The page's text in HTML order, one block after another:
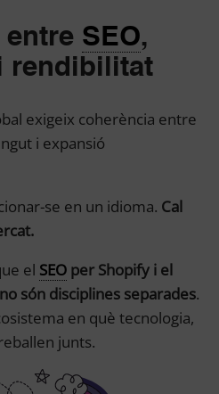
SEO,
rendibilitat
exigeix ​​coherència entre
i expansió
se en un idioma. Cal
el SEO per Shopify i el
són disciplines separades.
en què tecnologia,
junts.